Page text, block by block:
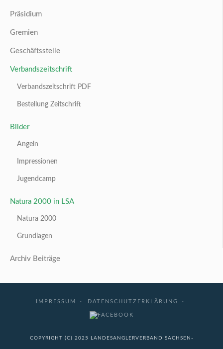
Präsidium
Gremien
Geschäftsstelle
Verbandszeitschrift
Verbandszeitschrift PDF
Bestellung Zeitschrift
Bilder
Angeln
Impressionen
Jugendcamp
Natura 2000 in LSA
Natura 2000
Grundlagen
Archiv Beiträge
IMPRESSUM DATENSCHUTZERKLÄRUNG
COPYRIGHT (C) 2025 LANDESANGLERVERBAND SACHSEN-